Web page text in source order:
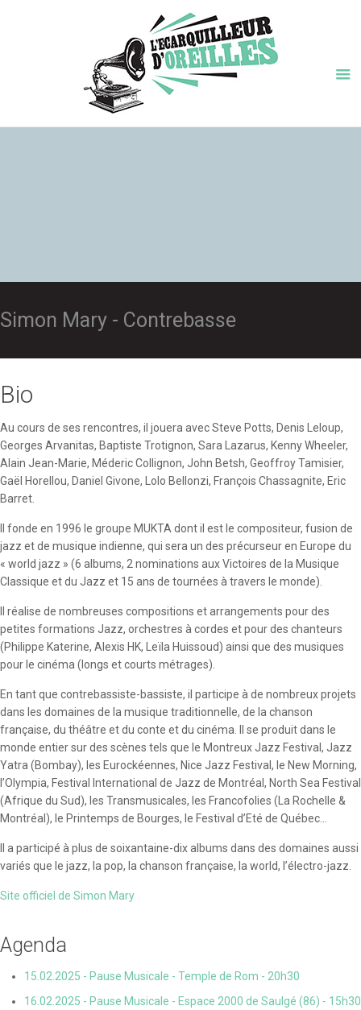
Simon Mary - Contrebasse
Bio
Au cours de ses rencontres, il jouera avec Steve Potts, Denis Leloup,
Georges Arvanitas, Baptiste Trotignon, Sara Lazarus, Kenny Wheeler,
Alain Jean-Marie, Méderic Collignon, John Betsh, Geoffroy Tamisier,
Gaël Horellou, Daniel Givone, Lolo Bellonzi, François Chassagnite, Eric
Barret.
Il fonde en 1996 le groupe MUKTA dont il est le compositeur, fusion de
jazz et de musique indienne, qui sera un des précurseur en Europe du
« world jazz » (6 albums, 2 nominations aux Victoires de la Musique
Classique et du Jazz et 15 ans de tournées à travers le monde).
Il réalise de nombreuses compositions et arrangements pour des
petites formations Jazz, orchestres à cordes et pour des chanteurs
(Philippe Katerine, Alexis HK, Leïla Huissoud) ainsi que des musiques
pour le cinéma (longs et courts métrages).
En tant que contrebassiste-bassiste, il participe à de nombreux projets
dans les domaines de la musique traditionnelle, de la chanson
française, du théâtre et du conte et du cinéma. Il se produit dans le
monde entier sur des scènes tels que le Montreux Jazz Festival, Jazz
Yatra (Bombay), les Eurockéennes, Nice Jazz Festival, le New Morning,
l’Olympia, Festival International de Jazz de Montréal, North Sea Festival
(Afrique du Sud), les Transmusicales, les Francofolies (La Rochelle &
Montréal), le Printemps de Bourges, le Festival d’Eté de Québec...
Il a participé à plus de soixantaine-dix albums dans des domaines aussi
variés que le jazz, la pop, la chanson française, la world, l’électro-jazz.
Site officiel de Simon Mary
Agenda
15.02.2025 - Pause Musicale - Temple de Rom - 20h30
16.02.2025 - Pause Musicale - Espace 2000 de Saulgé (86) - 15h30